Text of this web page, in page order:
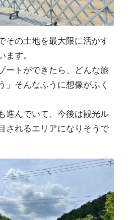
その土地を最大限に活かす
ます。
ートができたら、どんな旅
」そんなふうに想像がふく
進んでいて、今後は観光ル
されるエリアになりそうで